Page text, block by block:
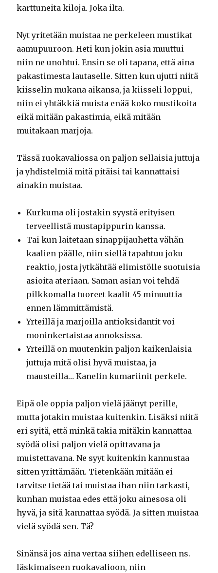
karttuneita kiloja. Joka ilta.
Nyt yritetään muistaa ne perkeleen mustikat
aamupuuroon. Heti kun jokin asia muuttui
niin ne unohtui. Ensin se oli tapana, että aina
pakastimesta lautaselle. Sitten kun ujutti niitä
kiisselin mukana aikansa, ja kiisseli loppui,
niin ei yhtäkkiä muista enää koko mustikoita
eikä mitään pakastimia, eikä mitään
muitakaan marjoja.
Tässä ruokavaliossa on paljon sellaisia juttuja
ja yhdistelmiä mitä pitäisi tai kannattaisi
ainakin muistaa.
Kurkuma oli jostakin syystä erityisen
terveellistä mustapippurin kanssa.
Tai kun laitetaan sinappijauhetta vähän
kaalien päälle, niin siellä tapahtuu joku
reaktio, josta jytkähtää elimistölle suotuisia
asioita ateriaan. Saman asian voi tehdä
pilkkomalla tuoreet kaalit 45 minuuttia
ennen lämmittämistä.
Yrteillä ja marjoilla antioksidantit voi
moninkertaistaa annoksissa.
Yrteillä on muutenkin paljon kaikenlaisia
juttuja mitä olisi hyvä muistaa, ja
mausteilla… Kanelin kumariinit perkele.
Eipä ole oppia paljon vielä jäänyt perille,
mutta jotakin muistaa kuitenkin. Lisäksi niitä
eri syitä, että minkä takia mitäkin kannattaa
syödä olisi paljon vielä opittavana ja
muistettavana. Ne syyt kuitenkin kannustaa
sitten yrittämään. Tietenkään mitään ei
tarvitse tietää tai muistaa ihan niin tarkasti,
kunhan muistaa edes että joku ainesosa oli
hyvä, ja sitä kannattaa syödä. Ja sitten muistaa
vielä syödä sen. Tä?
Sinänsä jos aina vertaa siihen edelliseen ns.
läskimaiseen ruokavalioon, niin